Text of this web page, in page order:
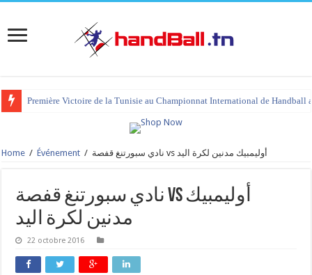
Première Victoire de la Tunisie au Championnat International de Handball
Home / Événement / نادي سبورتنغ قفصة vs أوليمبيك مدنين لكرة اليد
نادي سبورتنغ قفصة vs أوليمبيك
مدنين لكرة اليد
22 octobre 2016